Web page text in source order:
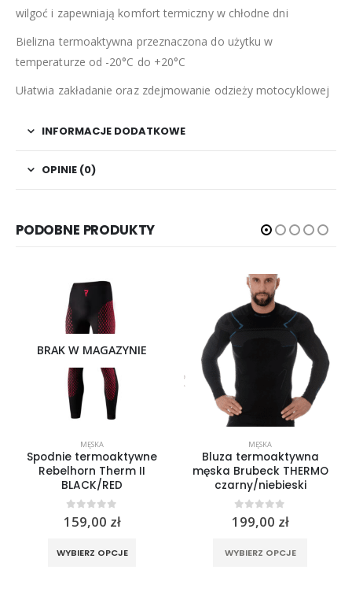
wilgoć i zapewniają komfort termiczny w chłodne dni
Bielizna termoaktywna przeznaczona do użytku w
temperaturze od -20°C do +20°C
Ułatwia zakładanie oraz zdejmowanie odzieży motocyklowej
INFORMACJE DODATKOWE
OPINIE (0)
PODOBNE PRODUKTY
BRAK W MAGAZYNIE
MĘSKA
Spodnie termoaktywne
Rebelhorn Therm II
BLACK/RED
0out of 5
159,00 zł
WYBIERZ OPCJE
MĘSKA
Bluza termoaktywna
męska Brubeck THERMO
czarny/niebieski
0out of 5
199,00 zł
WYBIERZ OPCJE